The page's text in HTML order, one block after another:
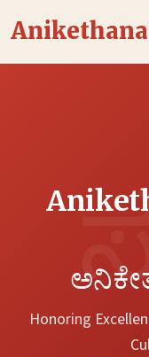
toAnikethana
Honoring